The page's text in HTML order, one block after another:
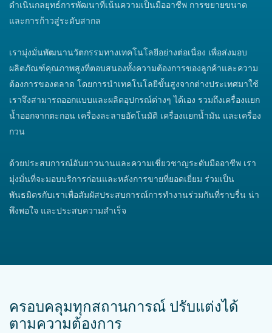
ดำเนินกลยุทธ์การพัฒนาที่เน้นความเป็นมืออาชีพ การขยายขนาด
และการก้าวสู่ระดับสากล
เรามุ่งมั่นพัฒนานวัตกรรมทางเทคโนโลยีอย่างต่อเนื่อง เพื่อส่งมอบ
ผลิตภัณฑ์คุณภาพสูงที่ตอบสนองทั้งความต้องการของลูกค้าและความ
ต้องการของตลาด โดยการนำเทคโนโลยีขั้นสูงจากต่างประเทศมาใช้
เราจึงสามารถออกแบบและผลิตอุปกรณ์ต่างๆ ได้เอง รวมถึงเครื่องแยก
น้ำออกจากตะกอน เครื่องละลายอัตโนมัติ เครื่องแยกน้ำมัน และเครื่อง
กวน
ด้วยประสบการณ์อันยาวนานและความเชี่ยวชาญระดับมืออาชีพ เรา
มุ่งมั่นที่จะมอบบริการก่อนและหลังการขายที่ยอดเยี่ยม ร่วมเป็น
พันธมิตรกับเราเพื่อสัมผัสประสบการณ์การทำงานร่วมกันที่ราบรื่น น่า
พึงพอใจ และประสบความสำเร็จ
ครอบคลุมทุกสถานการณ์ ปรับแต่งได้
ตามความต้องการ